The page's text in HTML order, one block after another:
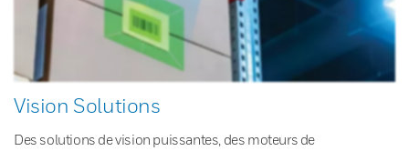
Vision Solutions
Des solutions de vision puissantes, des moteurs de